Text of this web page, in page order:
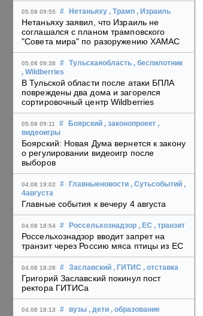
05.08 09:55 # Нетаньяху , Трамп , Израиль
Нетаньяху заявил, что Израиль не
соглашался с планом трамповского
"Совета мира" по разоружению ХАМАС
05.08 09:38 # Тульскаяобласть , беспилотник
, Wildberries
В Тульской области после атаки БПЛА
повреждены два дома и загорелся
сортировочный центр Wildberries
05.08 09:11 # Боярский , законопроект ,
видеоигры
Боярский: Новая Дума вернется к закону
о регулировании видеоигр после
выборов
04.08 19:02 # Главныеновости , Сутьсобытий ,
4августа
Главные события к вечеру 4 августа
04.08 18:54 # Россельхознадзор , ЕС , транзит
Россельхознадзор вводит запрет на
транзит через Россию мяса птицы из ЕС
04.08 18:28 # Заславский , ГИТИС , отставка
Григорий Заславский покинул пост
ректора ГИТИСа
04.08 18:13 # вузы , дети , образование